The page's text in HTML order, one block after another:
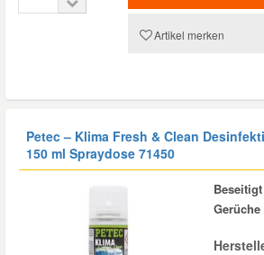
Artikel merken
Petec – Klima Fresh & Clean
150 ml Spraydose 71450
Gerüche